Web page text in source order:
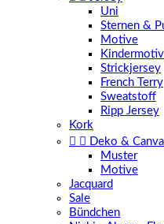
Uni
Sternen &
Motive
Strickjersey
French Terry
Sweatstoff
Ripp Jersey
Kork
  Deko &
Muster
Motive
Jacquard
Sale
Bündchen